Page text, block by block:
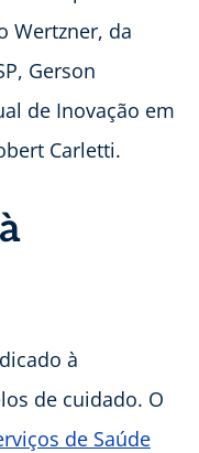
Wertzner, da
Gerson
de Inovação em
Carletti.
à
de cuidado. O
de Saúde